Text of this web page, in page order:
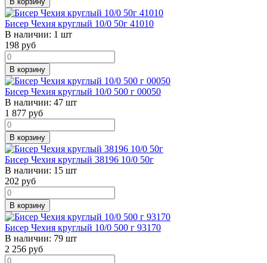
Бисер Чехия круглый 10/0 50г 41010
В наличии: 1 шт
198 руб
В корзину
Бисер Чехия круглый 10/0 500 г 00050
В наличии: 47 шт
1 877 руб
В корзину
Бисер Чехия круглый 38196 10/0 50г
В наличии: 15 шт
202 руб
В корзину
Бисер Чехия круглый 10/0 500 г 93170
В наличии: 79 шт
2 256 руб